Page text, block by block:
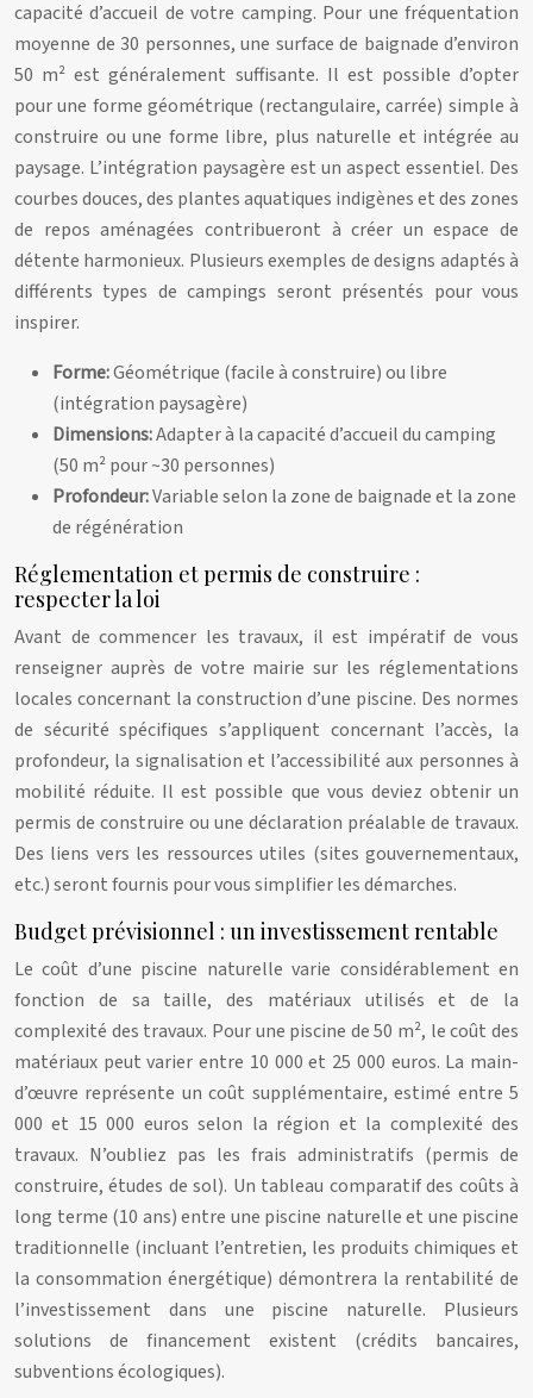
capacité d’accueil de votre camping. Pour une fréquentation
moyenne de 30 personnes, une surface de baignade d’environ
50 m² est généralement suffisante. Il est possible d’opter
pour une forme géométrique (rectangulaire, carrée) simple à
construire ou une forme libre, plus naturelle et intégrée au
paysage. L’intégration paysagère est un aspect essentiel. Des
courbes douces, des plantes aquatiques indigènes et des zones
de repos aménagées contribueront à créer un espace de
détente harmonieux. Plusieurs exemples de designs adaptés à
différents types de campings seront présentés pour vous
inspirer.
Forme:Géométrique (facile à construire) ou libre
(intégration paysagère)
Dimensions:Adapter à la capacité d’accueil du camping
(50 m² pour ~30 personnes)
Profondeur:Variable selon la zone de baignade et la zone
de régénération
Réglementation et permis de construire :
respecter la loi
Avant de commencer les travaux, il est impératif de vous
renseigner auprès de votre mairie sur les réglementations
locales concernant la construction d’une piscine. Des normes
de sécurité spécifiques s’appliquent concernant l’accès, la
profondeur, la signalisation et l’accessibilité aux personnes à
mobilité réduite. Il est possible que vous deviez obtenir un
permis de construire ou une déclaration préalable de travaux.
Des liens vers les ressources utiles (sites gouvernementaux,
etc.) seront fournis pour vous simplifier les démarches.
Budget prévisionnel : un investissement rentable
Le coût d’une piscine naturelle varie considérablement en
fonction de sa taille, des matériaux utilisés et de la
complexité des travaux. Pour une piscine de 50 m², le coût des
matériaux peut varier entre 10 000 et 25 000 euros. La main-
d’œuvre représente un coût supplémentaire, estimé entre 5
000 et 15 000 euros selon la région et la complexité des
travaux. N’oubliez pas les frais administratifs (permis de
construire, études de sol). Un tableau comparatif des coûts à
long terme (10 ans) entre une piscine naturelle et une piscine
traditionnelle (incluant l’entretien, les produits chimiques et
la consommation énergétique) démontrera la rentabilité de
l’investissement dans une piscine naturelle. Plusieurs
solutions de financement existent (crédits bancaires,
subventions écologiques).